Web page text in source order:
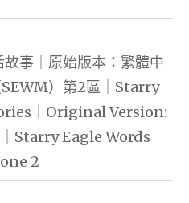
事｜原始版本：繁體中
）第2區｜Starry
｜Original Version:
Starry Eagle Words
2